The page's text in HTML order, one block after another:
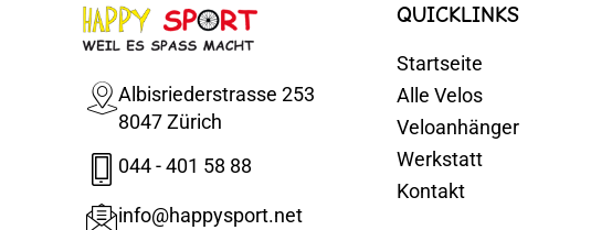
Albisriederstrasse 253
8047 Zürich
044 - 401 58 88
info@happysport.net
QUICKLINKS
Startseite
Alle Velos
Veloanhänger
Werkstatt
Kontakt